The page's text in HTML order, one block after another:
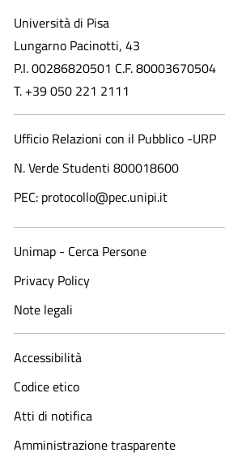
Università di Pisa
Lungarno Pacinotti, 43
P.I. 00286820501 C.F. 80003670504
T. +39 050 221 2111
Ufficio Relazioni con il Pubblico -URP
N. Verde Studenti 800018600​
PEC: protocollo@pec.unipi.it
Unimap - Cerca Persone
Privacy Policy
Note legali
Accessibilità
Codice etico
Atti di notifica
Amministrazione trasparente